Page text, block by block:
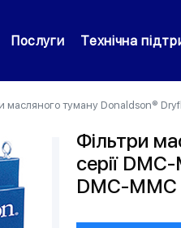
Послуги Технічна
масляного туману Donaldson®
Фільтри
серії
DMC-MMC